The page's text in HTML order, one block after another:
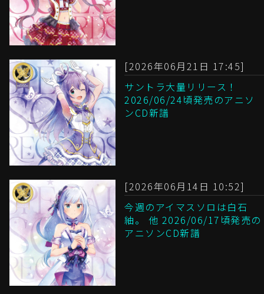
[2026年06月21日 17:45]
サントラ大量リリース！
2026/06/24頃発売のアニソ
ンCD新譜
[2026年06月14日 10:52]
今週のアイマスソロは白石
紬。 他 2026/06/17頃発売の
アニソンCD新譜